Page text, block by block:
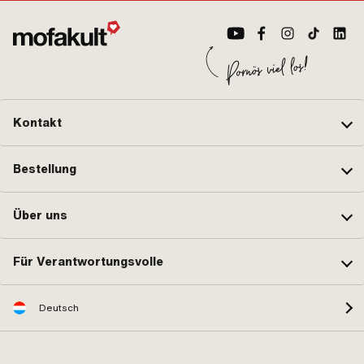
Kontakt
Bestellung
Über uns
Für Verantwortungsvolle
Deutsch